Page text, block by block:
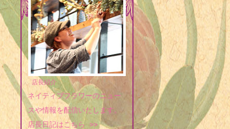
店長紹介
ネイティブフラワーのニュー
スや情報を配信いたします。
店長日記はこちら >>